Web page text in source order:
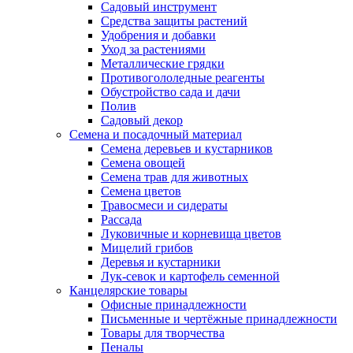
Садовый инструмент
Средства защиты растений
Удобрения и добавки
Уход за растениями
Металлические грядки
Противогололедные реагенты
Обустройство сада и дачи
Полив
Садовый декор
Семена и посадочный материал
Семена деревьев и кустарников
Семена овощей
Семена трав для животных
Семена цветов
Травосмеси и сидераты
Рассада
Луковичные и корневища цветов
Мицелий грибов
Деревья и кустарники
Лук-севок и картофель семенной
Канцелярские товары
Офисные принадлежности
Письменные и чертёжные принадлежности
Товары для творчества
Пеналы